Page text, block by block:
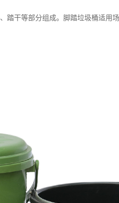
干等部分组成。脚踏垃圾桶适用